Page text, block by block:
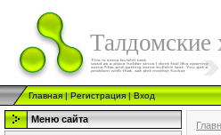
Талдомские
Главная|Регистрация|Вход
Меню сайта